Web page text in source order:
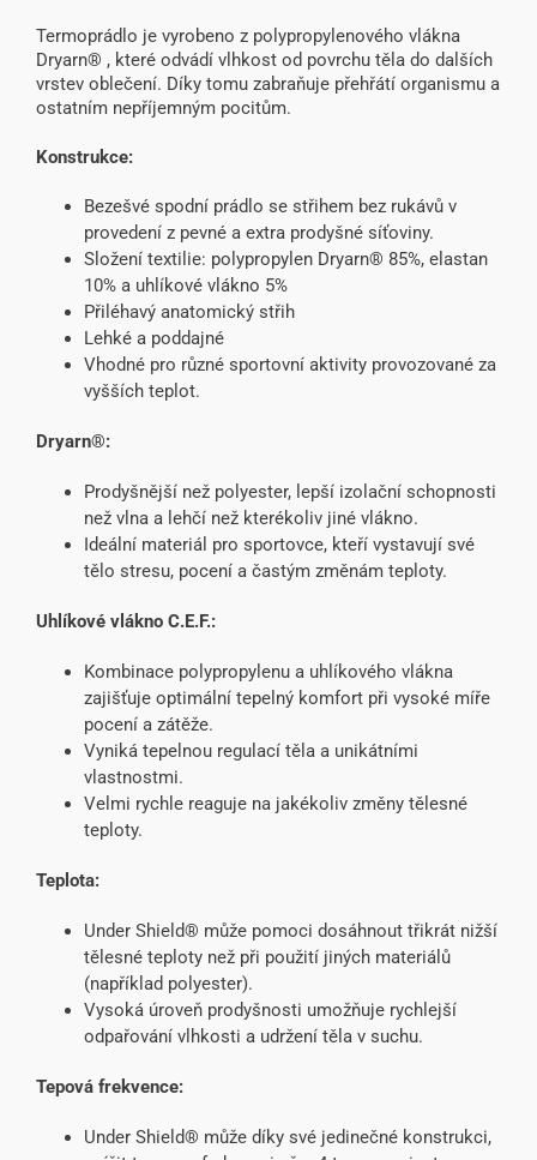
Termoprádlo je vyrobeno z polypropylenového vlákna
Dryarn® , které odvádí vlhkost od povrchu těla do dalších
vrstev oblečení. Díky tomu zabraňuje přehřátí organismu a
ostatním nepříjemným pocitům.
Konstrukce:
Bezešvé spodní prádlo se střihem bez rukávů v
provedení z pevné a extra prodyšné síťoviny.
Složení textilie: polypropylen Dryarn® 85%, elastan
10% a uhlíkové vlákno 5%
Přiléhavý anatomický střih
Lehké a poddajné
Vhodné pro různé sportovní aktivity provozované za
vyšších teplot.
Dryarn®:
Prodyšnější než polyester, lepší izolační schopnosti
než vlna a lehčí než kterékoliv jiné vlákno.
Ideální materiál pro sportovce, kteří vystavují své
tělo stresu, pocení a častým změnám teploty.
Uhlíkové vlákno C.E.F.:
Kombinace polypropylenu a uhlíkového vlákna
zajišťuje optimální tepelný komfort při vysoké míře
pocení a zátěže.
Vyniká tepelnou regulací těla a unikátními
vlastnostmi.
Velmi rychle reaguje na jakékoliv změny tělesné
teploty.
Teplota:
Under Shield® může pomoci dosáhnout třikrát nižší
tělesné teploty než při použití jiných materiálů
(například polyester).
Vysoká úroveň prodyšnosti umožňuje rychlejší
odpařování vlhkosti a udržení těla v suchu.
Tepová frekvence:
Under Shield® může díky své jedinečné konstrukci,